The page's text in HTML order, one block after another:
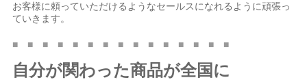
お客様に頼っていただけるようなセールスになれるように頑張っ
ていきます。
■ ■ ■ ■ ■ ■ ■ ■ ■ ■ ■ ■ ■ ■ ■
自分が関わった商品が全国に